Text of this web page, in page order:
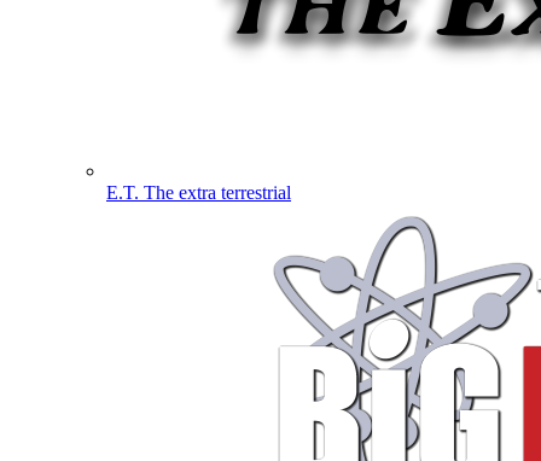
E.T. The extra terrestrial